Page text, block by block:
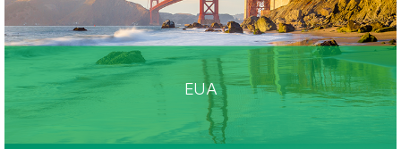
EUA